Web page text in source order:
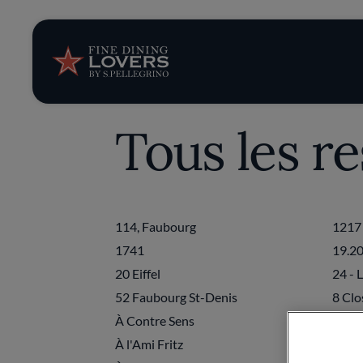
News et
Recettes
Conseils et
Séries
Tous les
114, Faubourg 1217
1741
20 Eiffel
24 -
52 Faubourg St-Denis
8
À Contre Sens
À l'Ami Fritz